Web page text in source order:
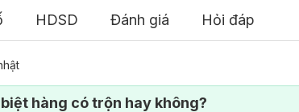
HDSD Đánh giá Hỏi đáp
hàng có trộn hay không?